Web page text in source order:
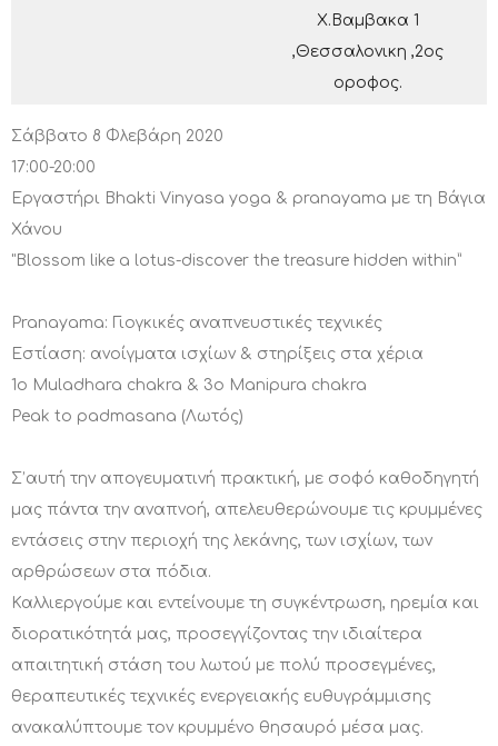
Χ.Βαμβακα 1
,Θεσσαλονικη ,2ος
οροφος.
Σάββατο 8 Φλεβάρη 2020
17:00-20:00
Εργαστήρι Bhakti Vinyasa yoga & pranayama με τη Βάγια
Χάνου
"Blossom like a lotus-discover the treasure hidden within”
Pranayama: Γιογκικές αναπνευστικές τεχνικές
Εστίαση: ανοίγματα ισχίων & στηρίξεις στα χέρια
1o Muladhara chakra & 3o Manipura chakra
Peak to padmasana (Λωτός)
Σ’αυτή την απογευματινή πρακτική, με σοφό καθοδηγητή
μας πάντα την αναπνοή, απελευθερώνουμε τις κρυμμένες
εντάσεις στην περιοχή της λεκάνης, των ισχίων, των
αρθρώσεων στα πόδια.
Καλλιεργούμε και εντείνουμε τη συγκέντρωση, ηρεμία και
διορατικότητά μας, προσεγγίζοντας την ιδιαίτερα
απαιτητική στάση του λωτού με πολύ προσεγμένες,
θεραπευτικές τεχνικές ενεργειακής ευθυγράμμισης
ανακαλύπτουμε τον κρυμμένο θησαυρό μέσα μας.